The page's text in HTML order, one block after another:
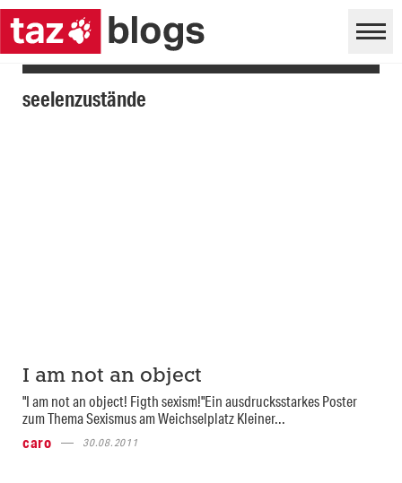
seelenzustände
I am not an object
"I am not an object! Figth sexism!"Ein ausdrucksstarkes Poster
zum Thema Sexismus am Weichselplatz Kleiner...
caro
30.08.2011